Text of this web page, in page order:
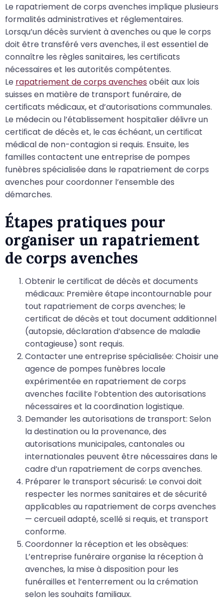
Le rapatriement de corps avenches implique plusieurs
formalités administratives et réglementaires.
Lorsqu’un décès survient à avenches ou que le corps
doit être transféré vers avenches, il est essentiel de
connaître les règles sanitaires, les certiﬁcats
nécessaires et les autorités compétentes.
Le rapatriement de corps avenchesobéit aux lois
suisses en matière de transport funéraire, de
certiﬁcats médicaux, et d’autorisations communales.
Le médecin ou l’établissement hospitalier délivre un
certiﬁcat de décès et, le cas échéant, un certiﬁcat
médical de non-contagion si requis. Ensuite, les
familles contactent une entreprise de pompes
funèbres spécialisée dans le rapatriement de corps
avenches pour coordonner l’ensemble des
démarches.
Étapes pratiques pour
organiser un rapatriement
de corps avenches
Obtenir le certiﬁcat de décès et documents
médicaux: Première étape incontournable pour
tout rapatriement de corps avenches; le
certiﬁcat de décès et tout document additionnel
(autopsie, déclaration d’absence de maladie
contagieuse) sont requis.
Contacter une entreprise spécialisée: Choisir une
agence de pompes funèbres locale
expérimentée en rapatriement de corps
avenches facilite l’obtention des autorisations
nécessaires et la coordination logistique.
Demander les autorisations de transport: Selon
la destination ou la provenance, des
autorisations municipales, cantonales ou
internationales peuvent être nécessaires dans le
cadre d’un rapatriement de corps avenches.
Préparer le transport sécurisé: Le convoi doit
respecter les normes sanitaires et de sécurité
applicables au rapatriement de corps avenches
— cercueil adapté, scellé si requis, et transport
conforme.
Coordonner la réception et les obsèques:
L’entreprise funéraire organise la réception à
avenches, la mise à disposition pour les
funérailles et l’enterrement ou la crémation
selon les souhaits familiaux.